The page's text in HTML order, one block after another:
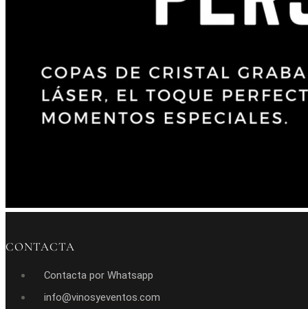
CONTACTA
Contacta por Whatsapp
info@vinosyeventos.com